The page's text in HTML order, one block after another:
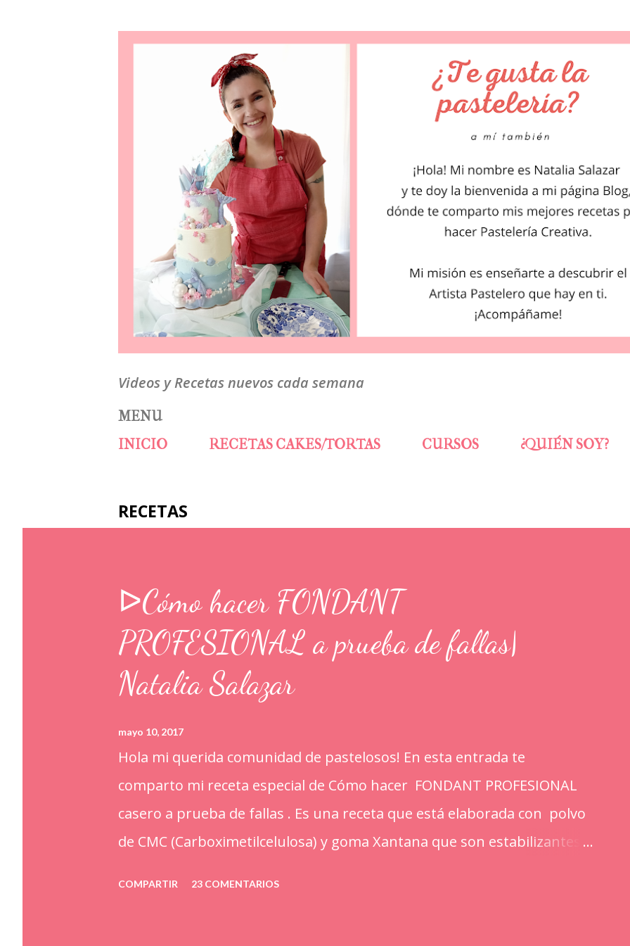
Videos y Recetas nuevos cada semana
MENU
INICIO
RECETAS CAKES/TORTAS CURSOS ¿QUIÉN SOY?
RECETAS
ᐅCómo hacer FONDANT
PROFESIONAL a prueba de fallas|
Natalia Salazar
mayo 10, 2017
Hola mi querida comunidad de pastelosos! En esta entrada te
comparto mi receta especial de Cómo hacer FONDANT PROFESIONAL
casero a prueba de fallas . Es una receta que está elaborada con polvo
de CMC (Carboximetilcelulosa) y goma Xantana que son estabilizantes
COMPARTIR 23 COMENTARIOS